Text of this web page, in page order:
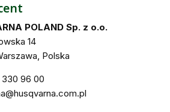
POLAND Sp. z o.o.
14
Polska
96 00